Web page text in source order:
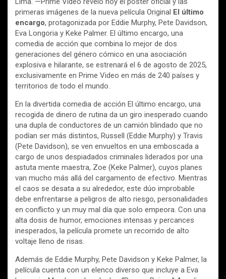
primeras imágenes de la nueva película Original El último
encargo, protagonizada por Eddie Murphy, Pete Davidson,
Eva Longoria y Keke Palmer. El último encargo, una
comedia de acción que combina lo mejor de dos
generaciones del género cómico en una asociación
explosiva e hilarante, se estrenará el 6 de agosto de 2025,
exclusivamente en Prime Video en más de 240 países y
territorios de todo el mundo.
En la divertida comedia de acción El último encargo, una
recogida de dinero de rutina da un giro inesperado cuando
una dupla de conductores de un camión blindado que no
podían ser más distintos, Russell (Eddie Murphy) y Travis
(Pete Davidson), se ven envueltos en una emboscada a
cargo de unos despiadados criminales liderados por una
astuta mente maestra, Zoe (Keke Palmer), cuyos planes
van mucho más allá del cargamento de efectivo. Mientras
el caos se desata a su alrededor, este dúo improbable
debe enfrentarse a peligros de alto riesgo, personalidades
en conflicto y un muy mal día que solo empeora. Con una
alta dosis de humor, emociones intensas y percances
inesperados, la película promete un recorrido de alto
voltaje lleno de risas.
Además de Eddie Murphy, Pete Davidson y Keke Palmer, la
película cuenta con un elenco diverso que incluye a Eva